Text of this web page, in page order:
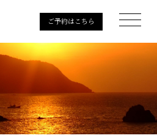
ご予約はこちら